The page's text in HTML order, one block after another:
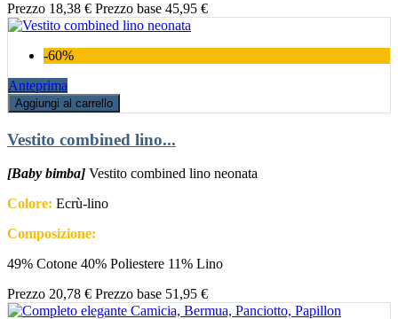
Prezzo 18,38 € Prezzo base 45,95 €
-60%
Anteprima
Aggiungi al carrello
Vestito combined lino...
[Baby bimba] Vestito combined lino neonata
Colore: Ecrù-lino
Composizione:
49% Cotone 40% Poliestere 11% Lino
Prezzo 20,78 € Prezzo base 51,95 €